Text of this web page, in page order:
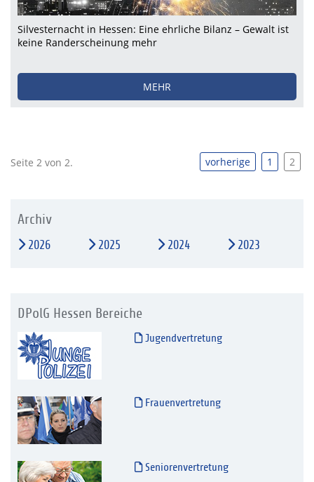
Silvesternacht in Hessen: Eine ehrliche Bilanz – Gewalt ist
keine Randerscheinung mehr
MEHR
Seite 2 von 2. vorherige 1 2
Archiv
2026 2025 2024 2023
DPolG Hessen Bereiche
Jugendvertretung
Frauenvertretung
Seniorenvertretung